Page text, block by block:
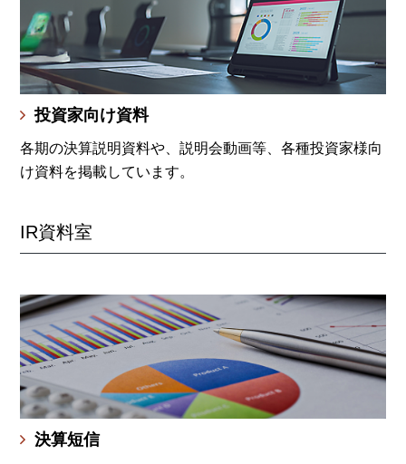
投資家向け資料
各期の決算説明資料や、説明会動画等、各種投資家様向
け資料を掲載しています。
IR資料室
決算短信